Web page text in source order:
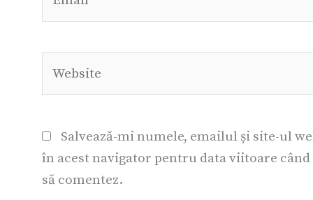
Salvează-mi numele, emailul și site-ul
în acest navigator pentru data viitoare când
să comentez.